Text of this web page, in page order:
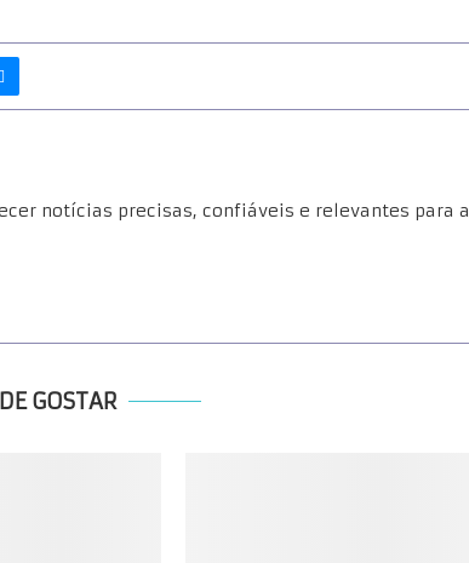
notícias precisas, confiáveis e relevantes para a
GOSTAR